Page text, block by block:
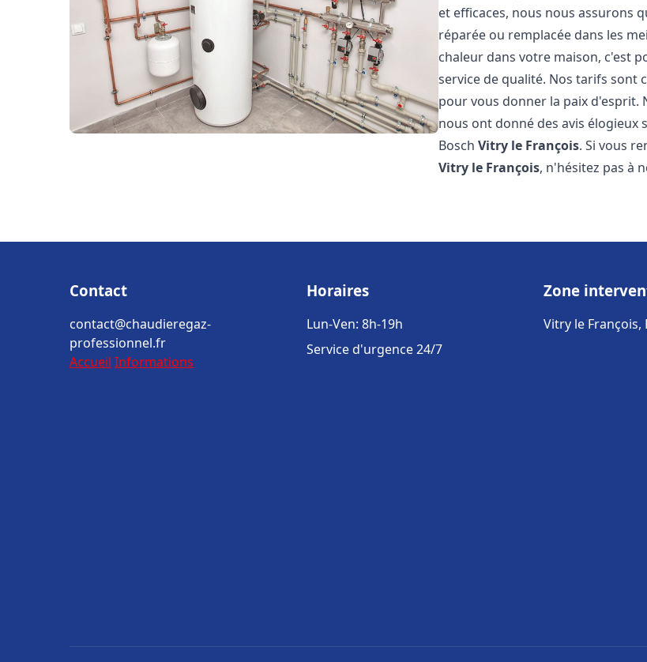
et efficaces, nous nous assurons
réparée ou remplacée dans les
chaleur dans votre maison, c'est
service de qualité. Nos tarifs sont
pour vous donner la paix d'esprit.
nous ont donné des avis
BoschVitry le François. Si vous
Vitry le François, n'hésitez pas à
Contact
contact@chaudieregaz-
professionnel.fr
Accueil Informations
Horaires
Lun-Ven: 8h-19h
Service d'urgence 24/7
Zone
Vitry le François,